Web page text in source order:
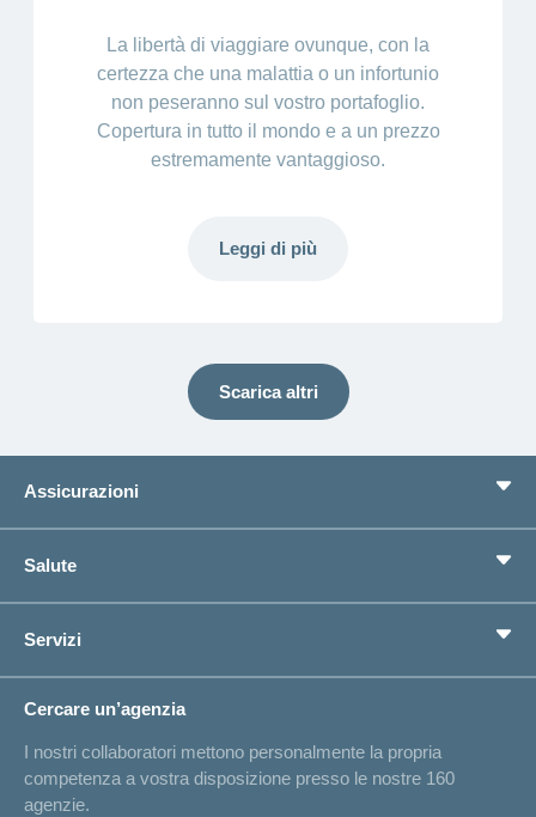
La libertà di viaggiare ovunque, con la
certezza che una malattia o un infortunio
non peseranno sul vostro portafoglio.
Copertura in tutto il mondo e a un prezzo
estremamente vantaggioso.
Leggi di più
Scarica altri
Assicurazioni
Assicurazioni complementari
Previdenza
Cerco un'assicurazione per...
Circostanze di vita
Sull'assicurazione
Salute
Bussola della salute
Servizi
Elenchi degli ospedali
Annuncio d'infortunio
Contatto
Cercare un’agenzia
I nostri collaboratori mettono personalmente la propria
competenza a vostra disposizione presso le nostre 160
agenzie.